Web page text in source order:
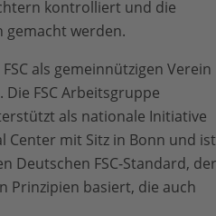
kontrolliert und die
gemacht werden.
als gemeinnützigen Verein
FSC Arbeitsgruppe
als nationale Initiative
Center mit Sitz in Bonn und ist
Deutschen FSC-Standard, der
Prinzipien basiert, die auch